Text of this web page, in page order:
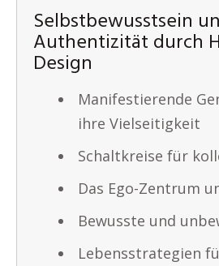
Selbstbewusstsein
Authentizität durch
Design
Manifestierende
ihre Vielseitigkeit
Schaltkreise für
Das Ego-Zentrum
Bewusste und
Lebensstrategien